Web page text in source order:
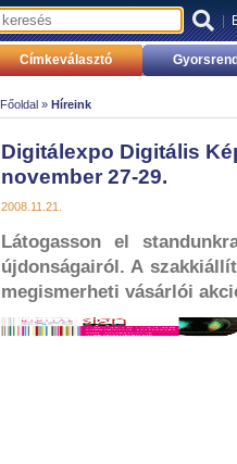
|
Címkeválasztó
Főoldal » Híreink
Digitálexpo Digitális
november 27-29.
2008.11.21.
Látogasson el
újdonságairól. A
megismerheti vásárlói